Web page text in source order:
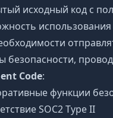
исходный код с
безопасности,
Code:
функции
SOC2 Type II